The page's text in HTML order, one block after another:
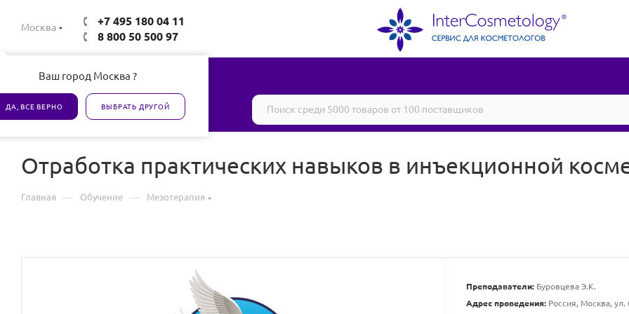
Москва
Ваш город Москва ?
ДА, ВСЕ ВЕРНО ВЫБРАТЬ ДРУГОЙ
+7 495 180 04 11
8 800 50 500 97
Все товары сертифицированы
Отработка практических навыков в инъекционной
Главная — Обучение — Мезотерапия
Преподаватели:Буровцева Э.К.
Адрес проведения:Россия, Москва, ул.